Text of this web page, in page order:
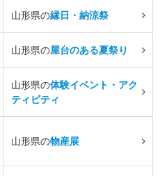
山形県の縁日・納涼祭
山形県の屋台のある夏祭り
山形県の体験イベント・アク
ティビティ
山形県の物産展